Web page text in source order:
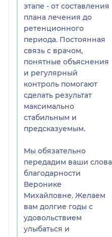
этапе - от составления
плана лечения до
ретенционного
периода. Постоянная
связь с врачом,
понятные объяснения
и регулярный
контроль помогают
сделать результат
максимально
стабильным и
предсказуемым.
Мы обязательно
передадим ваши слова
благодарности
Веронике
Михайловне. Желаем
вам долгие годы с
удовольствием
улыбаться и